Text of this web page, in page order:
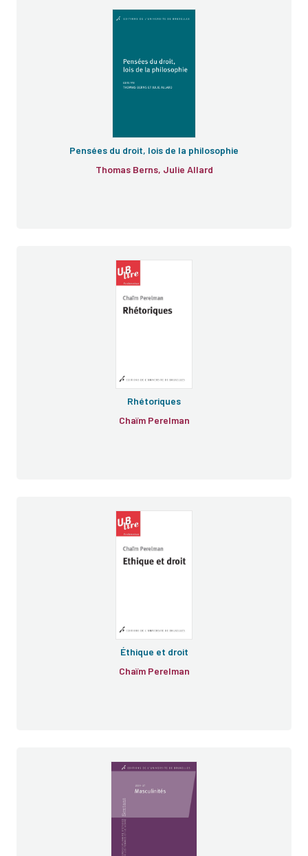
Pensées du droit, lois de la philosophie
Thomas Berns, Julie Allard
Rhétoriques
Chaïm Perelman
Œuvres
Éthique et droit
Chaïm Perelman